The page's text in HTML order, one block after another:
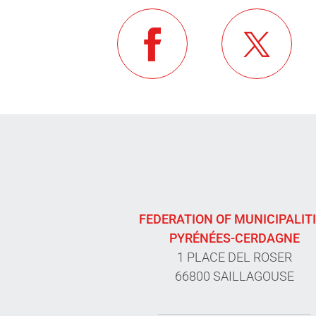
FEDERATION OF
PYRÉNÉES-CERDAGNE
1 PLACE DEL ROSER
66800 SAILLAGOUSE